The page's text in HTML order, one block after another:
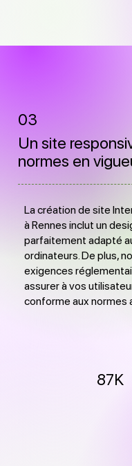
03
Un site
normes en
La création de site
à Rennes inclut un
parfaitement adapté
ordinateurs. De plus,
exigences
assurer à vos
conforme aux normes
87K